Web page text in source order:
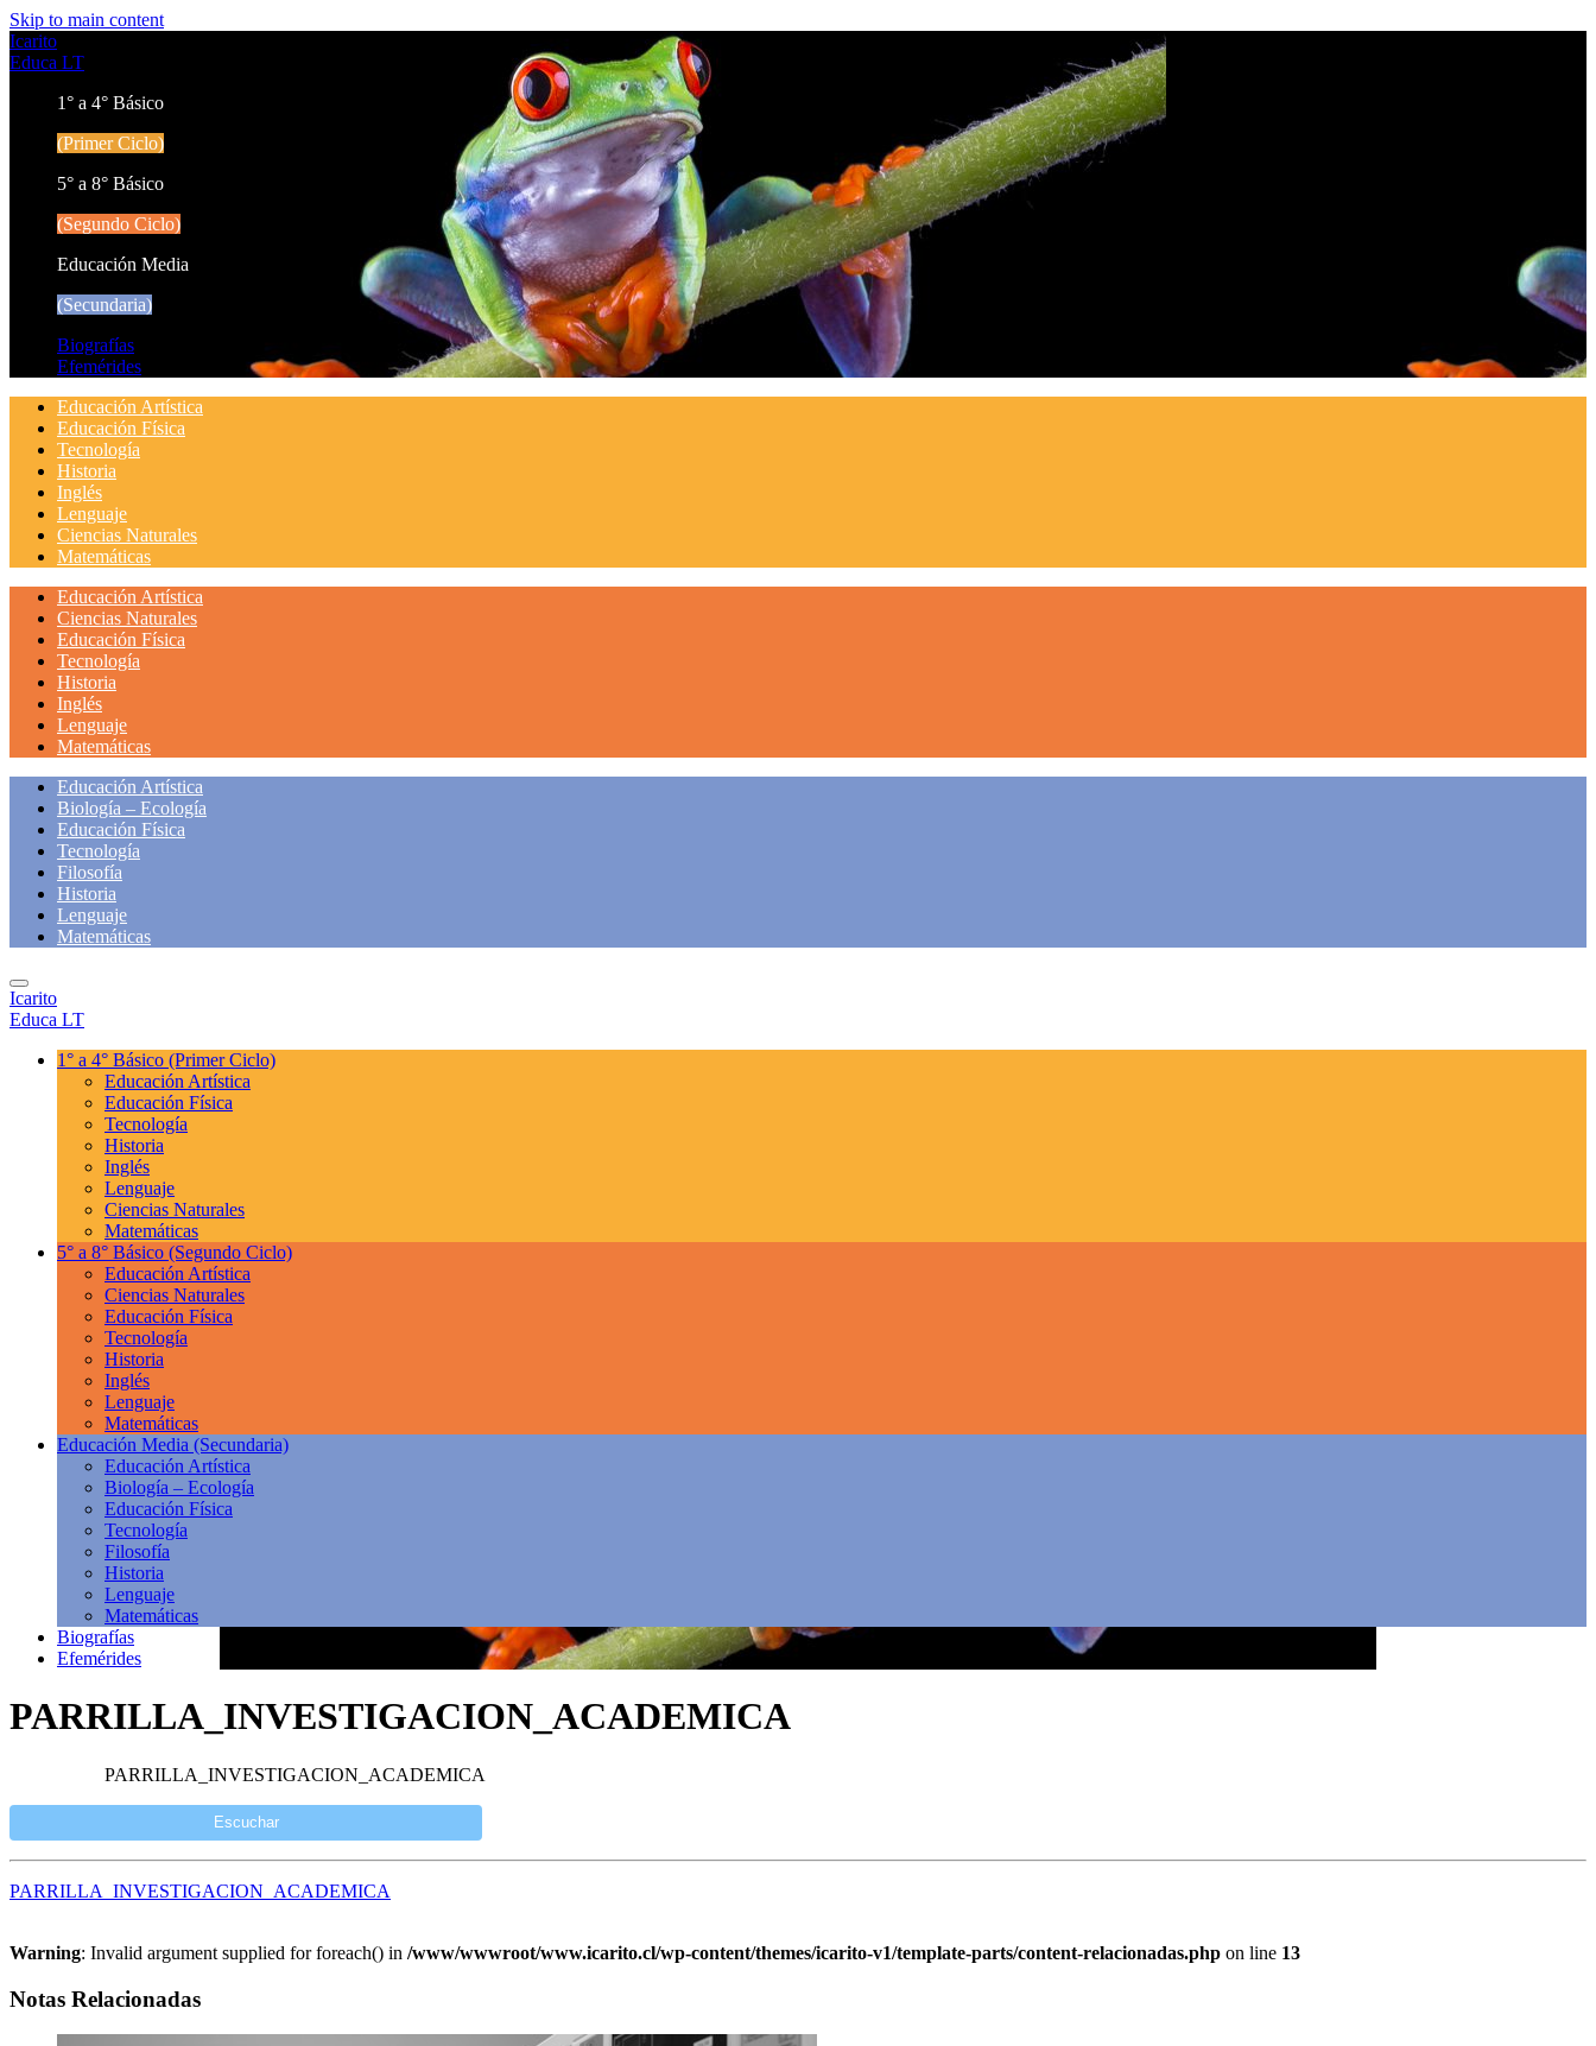
Skip to main content
Icarito
Educa LT
1° a 4° Básico
(Primer Ciclo)
5° a 8° Básico
(Segundo Ciclo)
Educación Media
(Secundaria)
Biografías
Efemérides
Educación Artística
Educación Física
Tecnología
Historia
Inglés
Lenguaje
Ciencias Naturales
Matemáticas
Educación Artística
Ciencias Naturales
Educación Física
Tecnología
Historia
Inglés
Lenguaje
Matemáticas
Educación Artística
Biología – Ecología
Educación Física
Tecnología
Filosofía
Historia
Lenguaje
Matemáticas
Icarito
Educa LT
1° a 4° Básico (Primer Ciclo)
Educación Artística
Educación Física
Tecnología
Historia
Inglés
Lenguaje
Ciencias Naturales
Matemáticas
5° a 8° Básico (Segundo Ciclo)
Educación Artística
Ciencias Naturales
Educación Física
Tecnología
Historia
Inglés
Lenguaje
Matemáticas
Educación Media (Secundaria)
Educación Artística
Biología – Ecología
Educación Física
Tecnología
Filosofía
Historia
Lenguaje
Matemáticas
Biografías
Efemérides
PARRILLA_INVESTIGACION_ACADEMICA
PARRILLA_INVESTIGACION_ACADEMICA
Escuchar
PARRILLA_INVESTIGACION_ACADEMICA
Warning: Invalid argument supplied for foreach() in /www/wwwroot/www.icarito.cl/wp-content/themes/icarito-v1/template-parts/content-relacionadas.php on line 13
Notas Relacionadas